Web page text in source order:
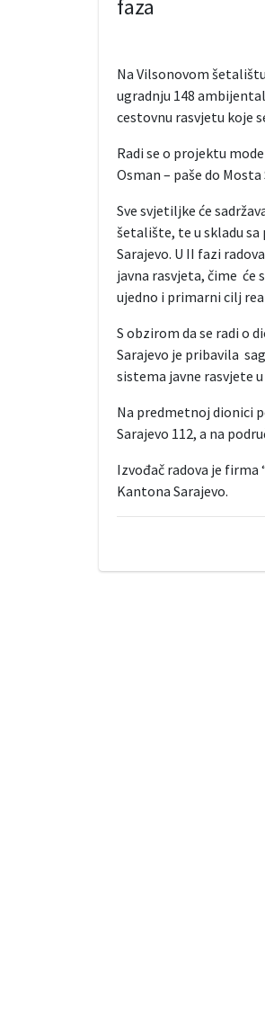
faza
Na Vilsonovom
ugradnju 148
cestovnu rasvjetu koje
Radi se o projektu
Osman – paše do
Sve svjetiljke će
šetalište, te u skladu
Sarajevo. U II fazi
javna rasvjeta, čime će
ujedno i primarni cilj
S obzirom da se radi o
Sarajevo je pribavila
sistema javne rasvjete
Na predmetnoj dionici
Sarajevo 112, a na
Izvođač radova je firma
Kantona Sarajevo.